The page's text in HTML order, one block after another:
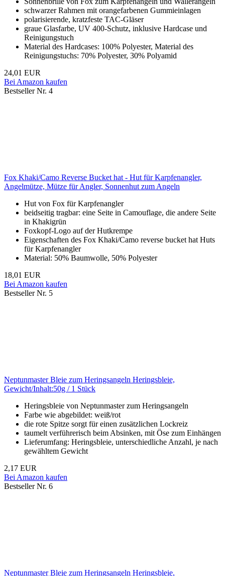
schwarzer Rahmen mit orangefarbenen Gummieinlagen
polarisierende, kratzfeste TAC-Gläser
graue Glasfarbe, UV 400-Schutz, inklusive Hardcase und
Reinigungstuch
Material des Hardcases: 100% Polyester, Material des
Reinigungstuchs: 70% Polyester, 30% Polyamid
24,01 EUR
Bei Amazon kaufen
Bestseller Nr. 4
Fox Khaki/Camo Reverse Bucket hat - Hut für Karpfenangler,
Angelmütze, Mütze für Angler, Sonnenhut zum Angeln
Hut von Fox für Karpfenangler
beidseitig tragbar: eine Seite in Camouflage, die andere Seite
in Khakigrün
Foxkopf-Logo auf der Hutkrempe
Eigenschaften des Fox Khaki/Camo reverse bucket hat Huts
für Karpfenangler
Material: 50% Baumwolle, 50% Polyester
18,01 EUR
Bei Amazon kaufen
Bestseller Nr. 5
Neptunmaster Bleie zum Heringsangeln Heringsbleie,
Gewicht/Inhalt:50g / 1 Stück
Heringsbleie von Neptunmaster zum Heringsangeln
Farbe wie abgebildet: weiß/rot
die rote Spitze sorgt für einen zusätzlichen Lockreiz
taumelt verführerisch beim Absinken, mit Öse zum Einhängen
Lieferumfang: Heringsbleie, unterschiedliche Anzahl, je nach
gewähltem Gewicht
2,17 EUR
Bei Amazon kaufen
Bestseller Nr. 6
Neptunmaster Bleie zum Heringsangeln Heringsbleie,